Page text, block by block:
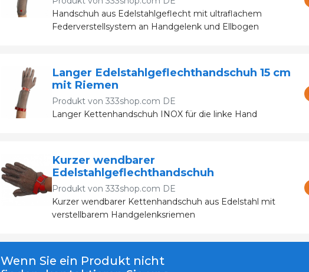
Handschuh aus Edelstahlgeflecht mit ultraflachem
Federverstellsystem an Handgelenk und Ellbogen
Langer Edelstahlgeflechthandschuh 15 cm
mit Riemen
Produkt von 333shop.com DE
Langer Kettenhandschuh INOX für die linke Hand
Kurzer wendbarer
Edelstahlgeflechthandschuh
Produkt von 333shop.com DE
Kurzer wendbarer Kettenhandschuh aus Edelstahl mit
verstellbarem Handgelenksriemen
Wenn Sie ein Produkt nicht